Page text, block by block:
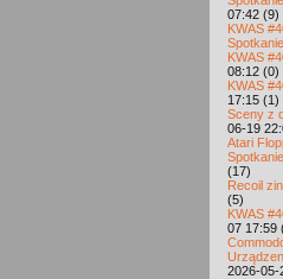
07:42 (9)
KWAS
KWAS
08:12 (0)
KWAS
17:15 (1)
Sceny z
06-19
Atari
(17)
Recoil
(5)
KWAS
07 17:59
2026-05-